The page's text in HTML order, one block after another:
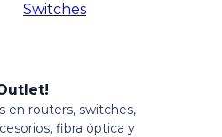
Switches
en routers, switches,
fibra óptica y